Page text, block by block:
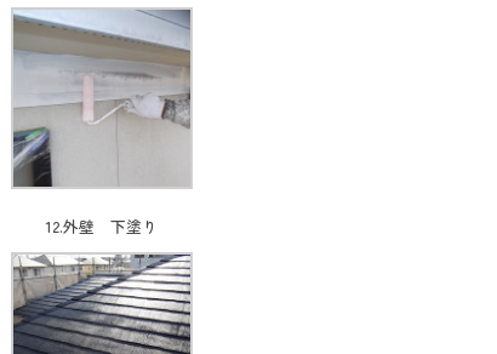
12.外壁 下塗り